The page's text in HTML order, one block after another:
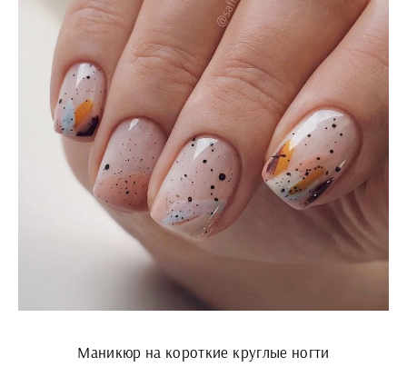
Маникюр на короткие круглые ногти